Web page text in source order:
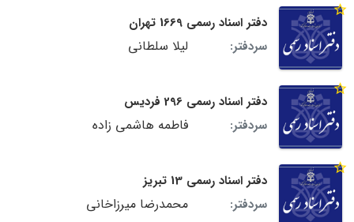
دفتر اسناد رسمی 1669 تهران
سردفتر:
لیلا سلطانی
دفتر اسناد رسمی 296 فردیس
سردفتر:
فاطمه هاشمی زاده
دفتر اسناد رسمی 13 تبریز
سردفتر:
محمدرضا میرزاخانی